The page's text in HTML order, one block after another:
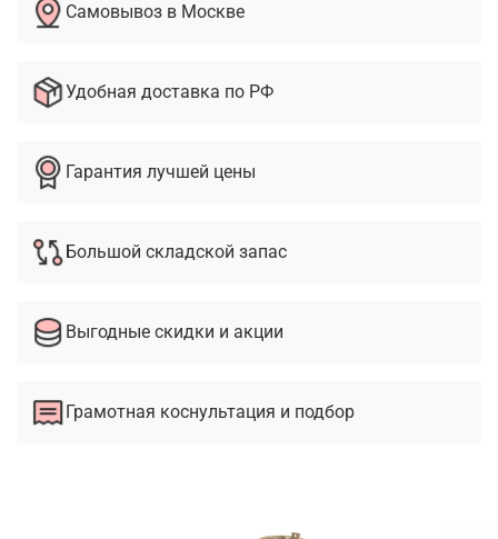
Самовывоз в Москве
Удобная доставка по РФ
Гарантия лучшей цены
Большой складской запас
Выгодные скидки и акции
Грамотная коснультация и подбор